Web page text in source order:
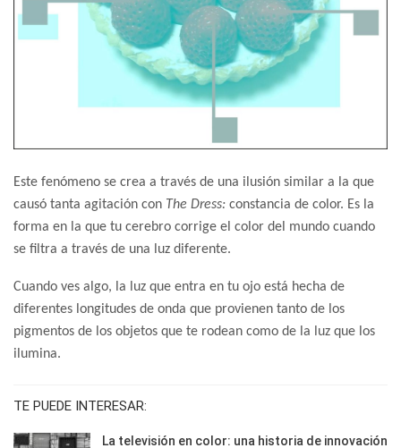
Este fenómeno se crea a través de una ilusión similar a la que
causó tanta agitación con The Dress: constancia de color. Es la
forma en la que tu cerebro corrige el color del mundo cuando
se filtra a través de una luz diferente.
Cuando ves algo, la luz que entra en tu ojo está hecha de
diferentes longitudes de onda que provienen tanto de los
pigmentos de los objetos que te rodean como de la luz que los
ilumina.
TE PUEDE INTERESAR:
La televisión en color: una historia de innovación